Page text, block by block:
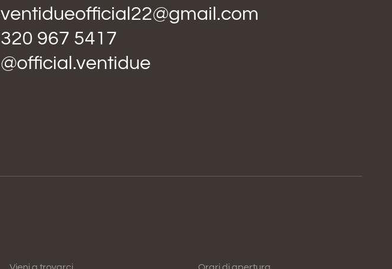
ventidueofficial22@gmail.com
320 967 5417
@official.ventidue